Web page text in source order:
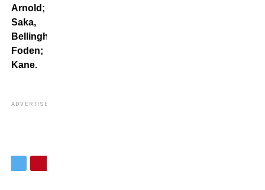
Arnold;
Saka,
Bellingham,
Foden;
Kane.
ADVERTISEMENT